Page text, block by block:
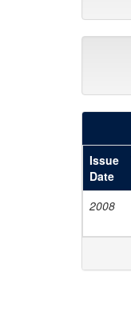
Issue
Date
2008